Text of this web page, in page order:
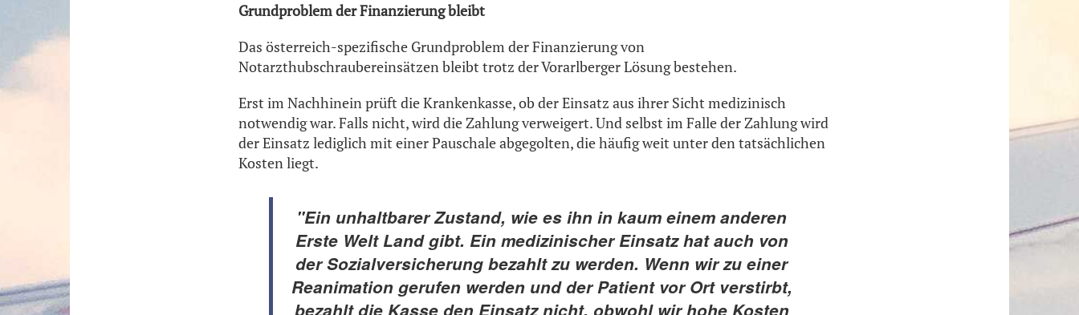
Grundproblem der Finanzierung bleibt
Das österreich-spezifische Grundproblem der Finanzierung von
Notarzthubschraubereinsätzen bleibt trotz der Vorarlberger Lösung bestehen.
Erst im Nachhinein prüft die Krankenkasse, ob der Einsatz aus ihrer Sicht medizinisch
notwendig war. Falls nicht, wird die Zahlung verweigert. Und selbst im Falle der Zahlung wird
der Einsatz lediglich mit einer Pauschale abgegolten, die häufig weit unter den tatsächlichen
Kosten liegt.
"Ein unhaltbarer Zustand, wie es ihn in kaum einem anderen
Erste Welt Land gibt. Ein medizinischer Einsatz hat auch von
der Sozialversicherung bezahlt zu werden. Wenn wir zu einer
Reanimation gerufen werden und der Patient vor Ort verstirbt,
bezahlt die Kasse den Einsatz nicht, obwohl wir hohe Kosten